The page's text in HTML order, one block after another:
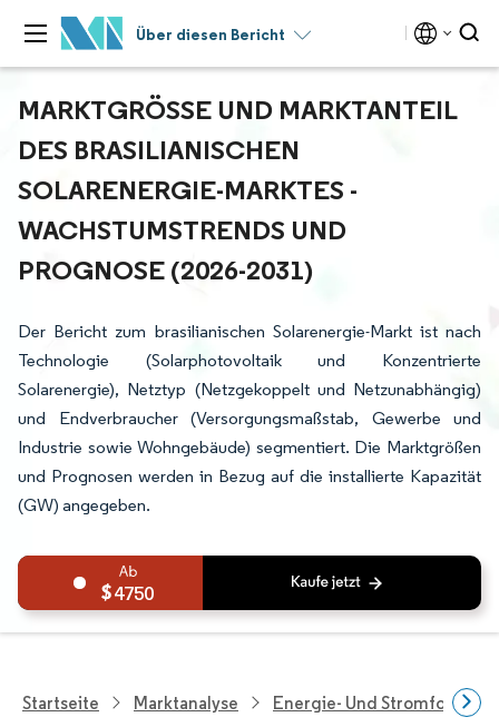
Über diesen Bericht
MARKTGRÖSSE UND MARKTANTEIL D
ES BRASILIANISCHEN S
OLARENERGIE-MARKTES - W
ACHSTUMSTRENDS UND P
ROGNOSE (2026-2031)
Der Bericht zum brasilianischen Solarenergie-Markt ist nach
Technologie (Solarphotovoltaik und Konzentrierte
Solarenergie), Netztyp (Netzgekoppelt und Netzunabhängig)
und Endverbraucher (Versorgungsmaßstab, Gewerbe und
Industrie sowie Wohngebäude) segmentiert. Die Marktgrößen
und Prognosen werden in Bezug auf die installierte Kapazität
(GW) angegeben.
4750
Startseite Marktanalyse Energie- Und